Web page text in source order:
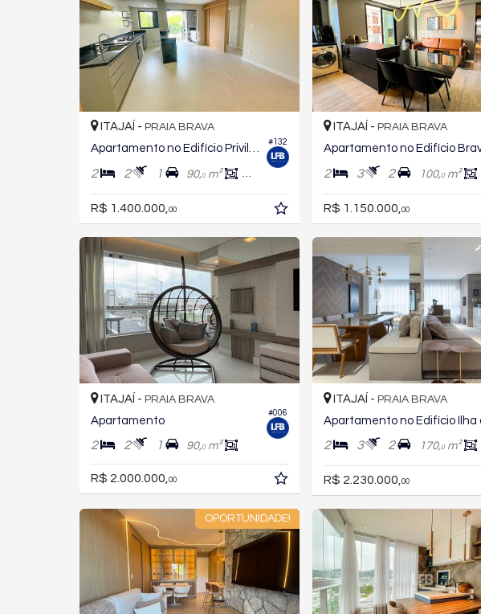
#132
ITAJAÍ - PRAIA BRAVA
Apartamento no Edifício Privilège Brava
2 2 1 90,0m² 65,
R$ 1.400.000, 00
ITAJAÍ - PRAIA BRAVA
2 3 2 100,0m²
R$ 1.150.000, 00
#006
ITAJAÍ - PRAIA BRAVA
Apartamento
2 2 1 90,0m²
R$ 2.000.000, 00
ITAJAÍ - PRAIA BRAVA
2 3 2 170,0m²
R$ 2.230.000, 00
OPORTUNIDADE!